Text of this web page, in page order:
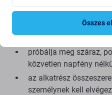
törékeny részeire
összeszerelés előtt
működőképességét
próbálja meg száraz,
közvetlen napfény
az alkatrész
személynek kell
Összes